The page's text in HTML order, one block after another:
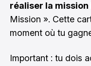
réaliser la mission
Mission ». Cette
moment où tu
Important : tu dois